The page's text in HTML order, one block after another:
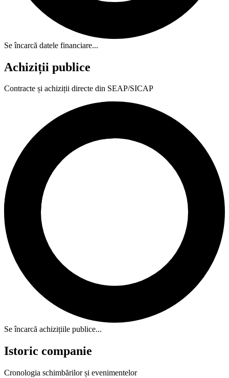
Se încarcă datele financiare...
Achiziții publice
Contracte și achiziții directe din SEAP/SICAP
Se încarcă achizițiile publice...
Istoric companie
Cronologia schimbărilor și evenimentelor